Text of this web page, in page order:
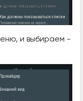
и выбираем -